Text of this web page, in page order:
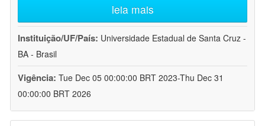
leia mais
Instituição/UF/País: Universidade Estadual de Santa Cruz -
BA - Brasil
Vigência: Tue Dec 05 00:00:00 BRT 2023-Thu Dec 31
00:00:00 BRT 2026